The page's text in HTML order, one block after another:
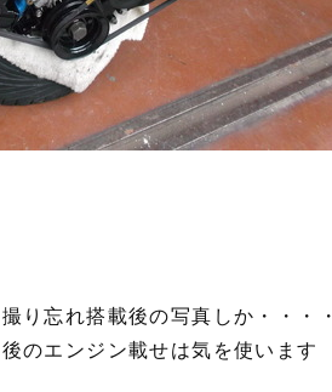
り忘れ搭載後の写真しか・・・・
のエンジン載せは気を使います